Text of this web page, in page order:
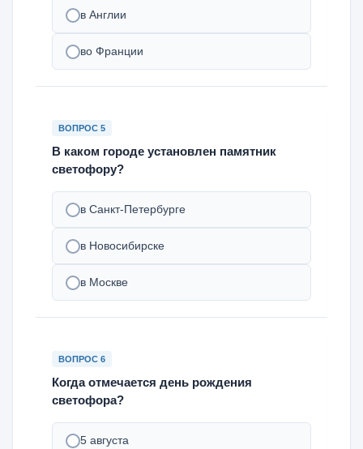
в Англии
во Франции
ВОПРОС 5
В каком городе установлен памятник
светофору?
в Санкт-Петербурге
в Новосибирске
в Москве
ВОПРОС 6
Когда отмечается день рождения
светофора?
5 августа